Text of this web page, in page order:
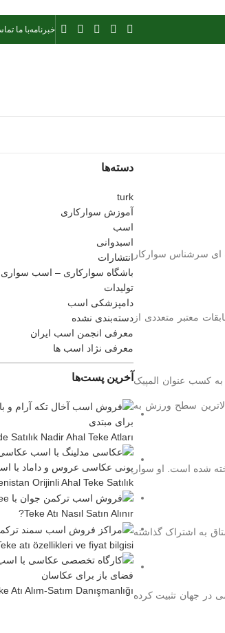
خبرنامهبا ما
به دنیا آمد و از خانواده ای سرشناس سوارکار
معتبر متعددی از
است که موفق به کسب عنوان المپیک
سطح ورزش به
شده است. او سوار
به اشتراک گذاشته
در جهان تثبیت کرده
دسته‌ها
turk
آموزش سوارکاری
اسب
اسبدوانی
انتشارات
باشگاه سوارکاری – اسب سواری
تولیدات
دامپزشکی اسب
دسته‌بندی نشده
معرفی انجمن اسب ایران
معرفی نژاد اسب ها
آخرین پست‌ها
Satılık Nadir Ahal Teke Atları
Orijinli Ahal Teke Satılık
Teke Atı Nasıl Satın Alınır?
atı özellikleri ve fiyat bilgisi
Atı Alım-Satım Danışmanlığı